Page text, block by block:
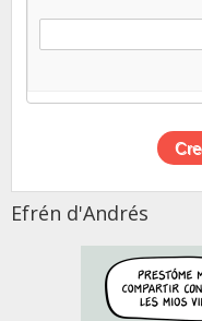
Efrén d'Andrés